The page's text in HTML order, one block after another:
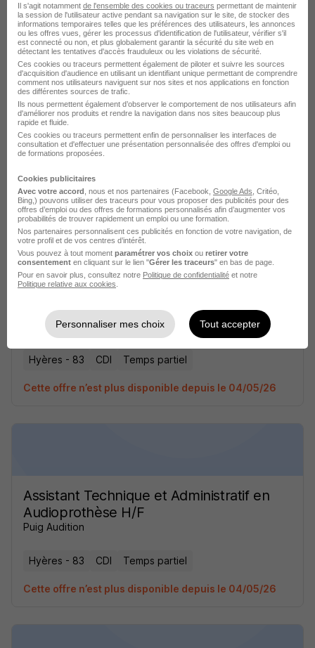
Assistant Technique et Administratif en
Audioprothèse H/F
Puig Audition
Hyères - 83 CDI
Cette offre n’est plus disponible depuis le 04/05/26
Audioprothèse H/F
Puig Audition
Hyères - 83 CDI Temps partiel
Cette offre n’est plus disponible depuis le 04/05/26
Assistant Technique et Administratif en
Audioprothèse H/F
Puig Audition
Hyères - 83 CDI Temps partiel
Cette offre n’est plus disponible depuis le 04/05/26
Il s'agit notamment de l'ensemble des cookies ou traceurs permettant de maintenir
la session de l'utilisateur active pendant sa navigation sur le site, de stocker des
informations temporaires telles que les préférences des utilisateurs, les annonces
ou les offres vues, gérer les processus d'identification de l'utilisateur, vérifier s'il
est connecté ou non, et plus globalement garantir la sécurité du site web en
détectant les tentatives d'accès frauduleux ou les violations de sécurité.
Ces cookies ou traceurs permettent également de piloter et suivre les sources
d'acquisition d'audience en utilisant un identifiant unique permettant de comprendre
comment nos utilisateurs naviguent sur nos sites et nos applications en fonction
des différentes sources de trafic.
Ils nous permettent également d’observer le comportement de nos utilisateurs afin
d'améliorer nos produits et rendre la navigation dans nos sites beaucoup plus
rapide et fluide.
Ces cookies ou traceurs permettent enfin de personnaliser les interfaces de
consultation et d'effectuer une présentation personnalisée des offres d'emploi ou
de formations proposées.
Cookies publicitaires
Avec votre accord , nous et nos partenaires (Facebook, Google Ads , Critéo,
Bing,) pouvons utiliser des traceurs pour vous proposer des publicités pour des
offres d’emploi ou des offres de formations personnalisés afin d’augmenter vos
probabilités de trouver rapidement un emploi ou une formation.
Nos partenaires personnalisent ces publicités en fonction de votre navigation, de
votre profil et de vos centres d’intérêt.
Vous pouvez à tout moment paramétrer vos choix ou retirer votre
consentement en cliquant sur le lien "Gérer les traceurs" en bas de page.
Pour en savoir plus, consultez notre Politique de confidentialité et notre
Politique relative aux cookies
Personnaliser mes choix Tout accepter